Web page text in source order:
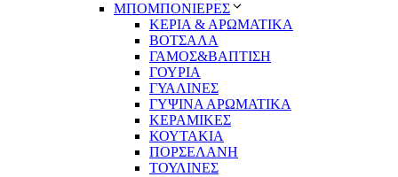
ΜΠΟΜΠΟΝΙΕΡΕΣ
ΚΕΡΙΑ & ΑΡΩΜΑΤΙΚΑ
ΒΟΤΣΑΛΑ
ΓΑΜΟΣ&ΒΑΠΤΙΣΗ
ΓΟΥΡΙΑ
ΓΥΑΛΙΝΕΣ
ΓΥΨΙΝΑ ΑΡΩΜΑΤΙΚΑ
ΚΕΡΑΜΙΚΕΣ
ΚΟΥΤΑΚΙΑ
ΠΟΡΣΕΛΑΝΗ
ΤΟΥΛΙΝΕΣ